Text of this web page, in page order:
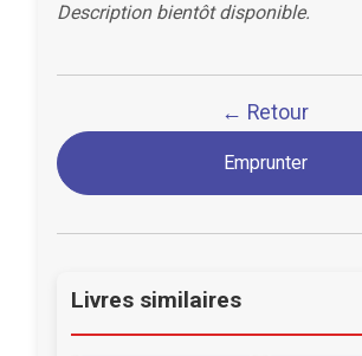
Description bientôt disponible.
← Retour
Emprunter
Livres similaires